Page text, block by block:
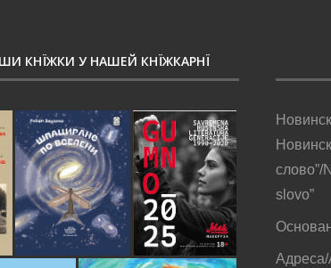
КНЇЖКИ У НАШЕЙ КНЇЖКАРНЇ
слово”/
slovo”